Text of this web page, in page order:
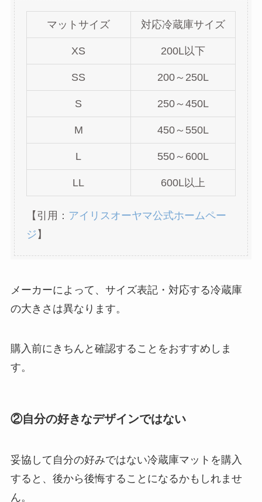
飼ってはいけないティーカッププードル
！後悔した理由は？なぜかわいそうなの？
コーン茶が体に悪い理由は？効能や副作
水出し紅茶が危険と言われる理由は食中毒
になりやすいから？効果も解説！
買ってよかったコーヒーメーカーはこれ！
おすすめやお手入れが簡単な商品を紹介！
カップ麺はなぜ体に悪い？理由は？食べて
メーカーの特徴や後悔した人の口コミを紹
介！
マットサイズ 対応冷蔵庫サイズ
XS 200L以下
SS 200～250L
S 250～450L
M 450～550L
L 550～600L
LL 600L以上
【引用： アイリスオーヤマ公式ホームペー
ジ 】
メーカーによって、サイズ表記・対応する冷蔵庫
の大きさは異なります。
購入前にきちんと確認することをおすすめしま
す。
②自分の好きなデザインではない
妥協して自分の好みではない冷蔵庫マットを購入
すると、後から後悔することになるかもしれませ
ん。